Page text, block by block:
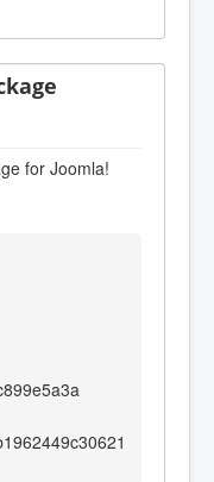
for Joomla!